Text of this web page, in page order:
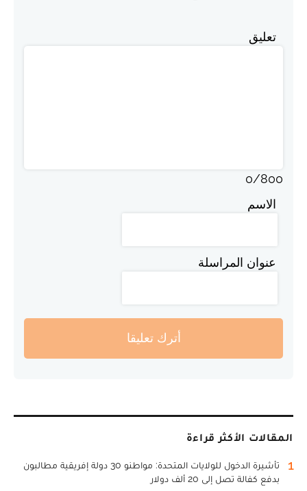
تعليق
0/800
الاسم
عنوان المراسلة
أترك تعليقا
المقالات الأكثر قراءة
1
تأشيرة الدخول للولايات المتحدة: مواطنو 30 دولة إفريقية مطالبون
بدفع كفالة تصل إلى 20 ألف دولار